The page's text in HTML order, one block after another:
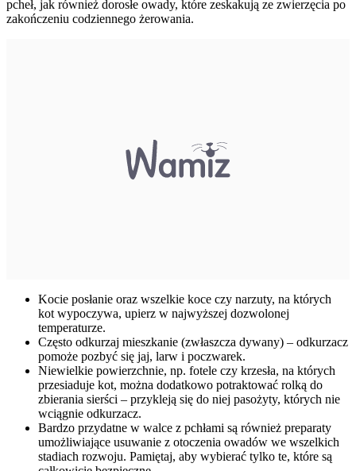
pcheł, jak również dorosłe owady, które zeskakują ze zwierzęcia po
zakończeniu codziennego żerowania.
Kocie posłanie oraz wszelkie koce czy narzuty, na których
kot wypoczywa, upierz w najwyższej dozwolonej
temperaturze.
Często odkurzaj mieszkanie (zwłaszcza dywany) – odkurzacz
pomoże pozbyć się jaj, larw i poczwarek.
Niewielkie powierzchnie, np. fotele czy krzesła, na których
przesiaduje kot, można dodatkowo potraktować rolką do
zbierania sierści – przykleją się do niej pasożyty, których nie
wciągnie odkurzacz.
Bardzo przydatne w walce z pchłami są również preparaty
umożliwiające usuwanie z otoczenia owadów we wszelkich
stadiach rozwoju. Pamiętaj, aby wybierać tylko te, które są